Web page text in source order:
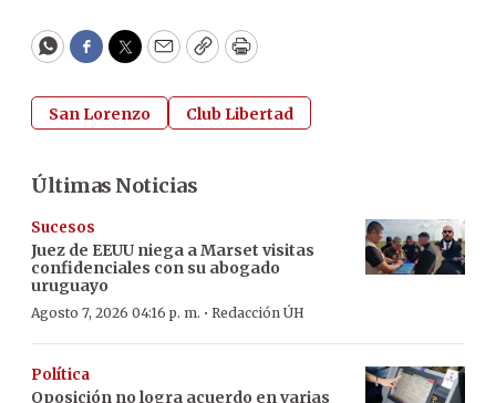
WhatsApp
Facebook
Twitter
EmailCopyPrint
San Lorenzo Club Libertad
Últimas Noticias
Sucesos
Juez de EEUU niega a Marset visitas
confidenciales con su abogado
uruguayo
Agosto 7, 2026 04:16 p. m. · Redacción ÚH
Política
Oposición no logra acuerdo en varias